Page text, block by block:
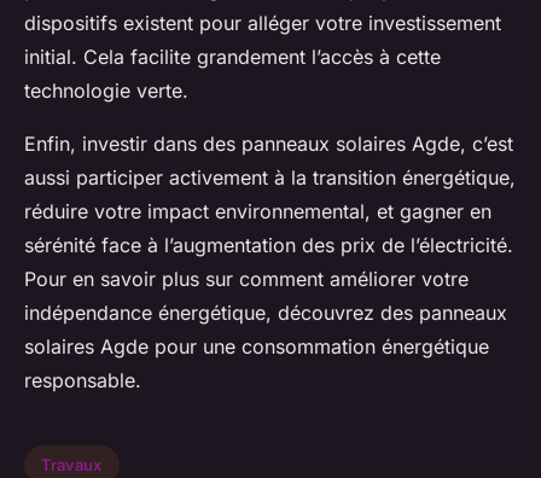
dispositifs existent pour alléger votre investissement
initial. Cela facilite grandement l’accès à cette
technologie verte.
Enfin, investir dans des panneaux solaires Agde, c’est
aussi participer activement à la transition énergétique,
réduire votre impact environnemental, et gagner en
sérénité face à l’augmentation des prix de l’électricité.
Pour en savoir plus sur comment améliorer votre
indépendance énergétique, découvrez des panneaux
solaires Agde pour une consommation énergétique
responsable.
Travaux